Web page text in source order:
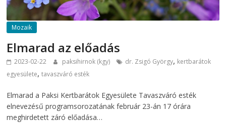
Mozaik
Elmarad az előadás
2023-02-22 paksihirnok (kgy) dr. Zsigó György, kertbarátok
egyesülete,tavaszváró esték
Elmarad a Paksi Kertbarátok Egyesülete Tavaszváró esték
elnevezésű programsorozatának február 23-án 17 órára
meghirdetett záró előadása…